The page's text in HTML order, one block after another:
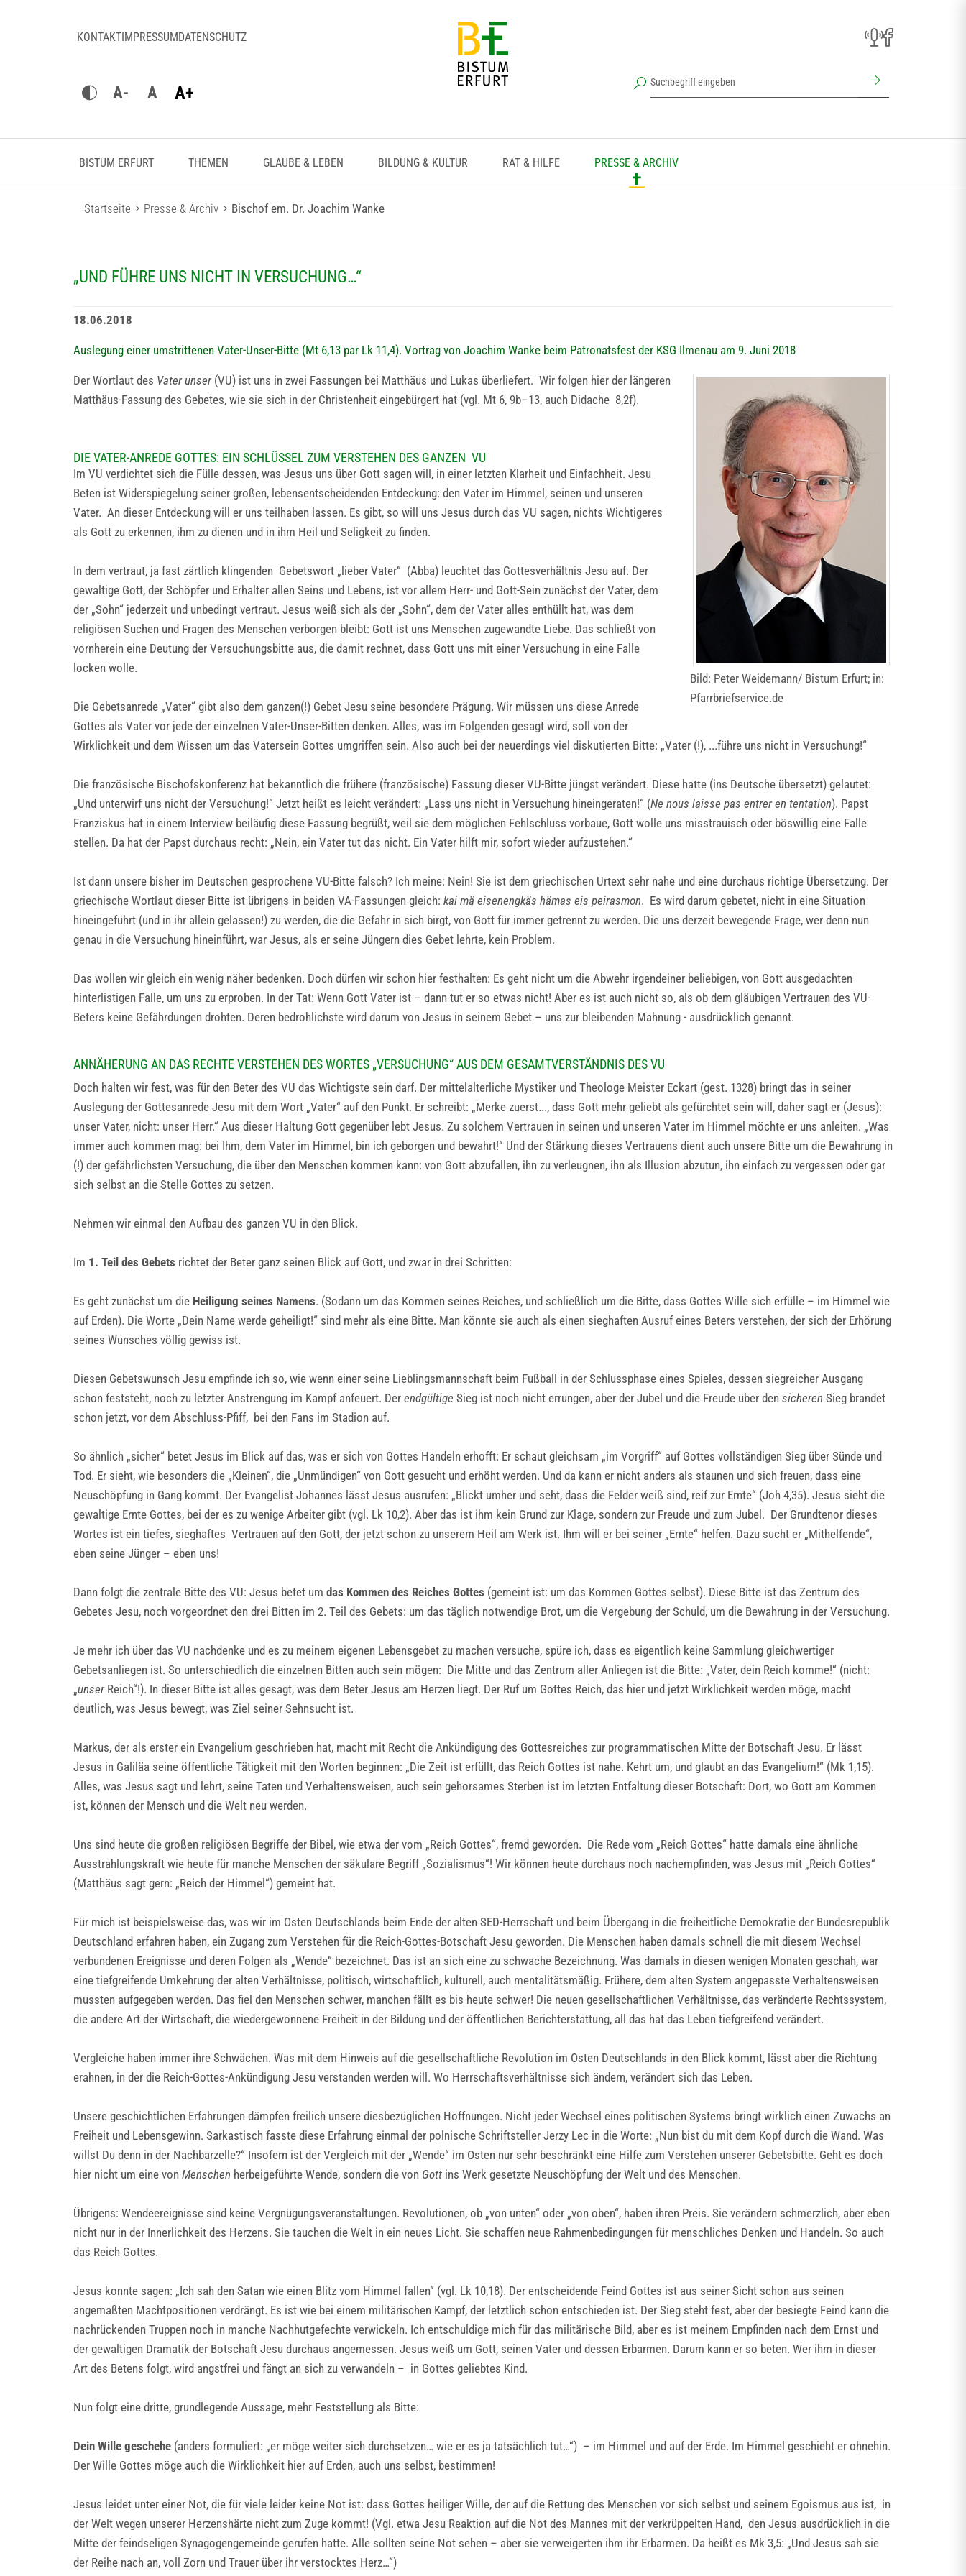
KONTAKTIMPRESSUMDATENSCHUTZ
A- A A+
BISTUM ERFURT THEMEN GLAUBE & LEBEN BILDUNG & KULTUR RAT & HILFE PRESSE & ARCHIV
Startseite Presse & Archiv Bischof em. Dr. Joachim Wanke
„UND FÜHRE UNS NICHT IN VERSUCHUNG…“
18.06.2018
Auslegung einer umstrittenen Vater-Unser-Bitte (Mt 6,13 par Lk 11,4). Vortrag von Joachim Wanke beim Patronatsfest der KSG Ilmenau am 9. Juni 2018
Bild: Peter Weidemann/ Bistum Erfurt; in:
Pfarrbriefservice.de
Der Wortlaut des Vater unser(VU) ist uns in zwei Fassungen bei Matthäus und Lukas überliefert. Wir folgen hier der längeren
Matthäus-Fassung des Gebetes, wie sie sich in der Christenheit eingebürgert hat (vgl. Mt 6, 9b–13, auch Didache 8,2f).
DIE VATER-ANREDE GOTTES: EIN SCHLÜSSEL ZUM VERSTEHEN DES GANZEN VU
Im VU verdichtet sich die Fülle dessen, was Jesus uns über Gott sagen will, in einer letzten Klarheit und Einfachheit. Jesu
Beten ist Widerspiegelung seiner großen, lebensentscheidenden Entdeckung: den Vater im Himmel, seinen und unseren
Vater. An dieser Entdeckung will er uns teilhaben lassen. Es gibt, so will uns Jesus durch das VU sagen, nichts Wichtigeres
als Gott zu erkennen, ihm zu dienen und in ihm Heil und Seligkeit zu finden.
In dem vertraut, ja fast zärtlich klingenden Gebetswort „lieber Vater“ (Abba) leuchtet das Gottesverhältnis Jesu auf. Der
gewaltige Gott, der Schöpfer und Erhalter allen Seins und Lebens, ist vor allem Herr- und Gott-Sein zunächst der Vater, dem
der „Sohn“ jederzeit und unbedingt vertraut. Jesus weiß sich als der „Sohn“, dem der Vater alles enthüllt hat, was dem
religiösen Suchen und Fragen des Menschen verborgen bleibt: Gott ist uns Menschen zugewandte Liebe. Das schließt von
vornherein eine Deutung der Versuchungsbitte aus, die damit rechnet, dass Gott uns mit einer Versuchung in eine Falle
locken wolle.
Die Gebetsanrede „Vater“ gibt also dem ganzen(!) Gebet Jesu seine besondere Prägung. Wir müssen uns diese Anrede
Gottes als Vater vor jede der einzelnen Vater-Unser-Bitten denken. Alles, was im Folgenden gesagt wird, soll von der
Wirklichkeit und dem Wissen um das Vatersein Gottes umgriffen sein. Also auch bei der neuerdings viel diskutierten Bitte: „Vater (!), ...führe uns nicht in Versuchung!“
Die französische Bischofskonferenz hat bekanntlich die frühere (französische) Fassung dieser VU-Bitte jüngst verändert. Diese hatte (ins Deutsche übersetzt) gelautet:
„Und unterwirf uns nicht der Versuchung!“ Jetzt heißt es leicht verändert: „Lass uns nicht in Versuchung hineingeraten!“ (Ne nous laisse pas entrer en tentation). Papst
Franziskus hat in einem Interview beiläufig diese Fassung begrüßt, weil sie dem möglichen Fehlschluss vorbaue, Gott wolle uns misstrauisch oder böswillig eine Falle
stellen. Da hat der Papst durchaus recht: „Nein, ein Vater tut das nicht. Ein Vater hilft mir, sofort wieder aufzustehen.“
Ist dann unsere bisher im Deutschen gesprochene VU-Bitte falsch? Ich meine: Nein! Sie ist dem griechischen Urtext sehr nahe und eine durchaus richtige Übersetzung. Der
griechische Wortlaut dieser Bitte ist übrigens in beiden VA-Fassungen gleich: kai mä eisenengkäs hämas eis peirasmon. Es wird darum gebetet, nicht in eine Situation
hineingeführt (und in ihr allein gelassen!) zu werden, die die Gefahr in sich birgt, von Gott für immer getrennt zu werden. Die uns derzeit bewegende Frage, wer denn nun
genau in die Versuchung hineinführt, war Jesus, als er seine Jüngern dies Gebet lehrte, kein Problem.
Das wollen wir gleich ein wenig näher bedenken. Doch dürfen wir schon hier festhalten: Es geht nicht um die Abwehr irgendeiner beliebigen, von Gott ausgedachten
hinterlistigen Falle, um uns zu erproben. In der Tat: Wenn Gott Vater ist – dann tut er so etwas nicht! Aber es ist auch nicht so, als ob dem gläubigen Vertrauen des VU-
Beters keine Gefährdungen drohten. Deren bedrohlichste wird darum von Jesus in seinem Gebet – uns zur bleibenden Mahnung - ausdrücklich genannt.
ANNÄHERUNG AN DAS RECHTE VERSTEHEN DES WORTES „VERSUCHUNG“ AUS DEM GESAMTVERSTÄNDNIS DES VU
Doch halten wir fest, was für den Beter des VU das Wichtigste sein darf. Der mittelalterliche Mystiker und Theologe Meister Eckart (gest. 1328) bringt das in seiner
Auslegung der Gottesanrede Jesu mit dem Wort „Vater“ auf den Punkt. Er schreibt: „Merke zuerst..., dass Gott mehr geliebt als gefürchtet sein will, daher sagt er (Jesus):
unser Vater, nicht: unser Herr.“ Aus dieser Haltung Gott gegenüber lebt Jesus. Zu solchem Vertrauen in seinen und unseren Vater im Himmel möchte er uns anleiten. „Was
immer auch kommen mag: bei Ihm, dem Vater im Himmel, bin ich geborgen und bewahrt!“ Und der Stärkung dieses Vertrauens dient auch unsere Bitte um die Bewahrung in
(!) der gefährlichsten Versuchung, die über den Menschen kommen kann: von Gott abzufallen, ihn zu verleugnen, ihn als Illusion abzutun, ihn einfach zu vergessen oder gar
sich selbst an die Stelle Gottes zu setzen.
Nehmen wir einmal den Aufbau des ganzen VU in den Blick.
Im 1. Teil des Gebets richtet der Beter ganz seinen Blick auf Gott, und zwar in drei Schritten:
Es geht zunächst um die Heiligung seines Namens. (Sodann um das Kommen seines Reiches, und schließlich um die Bitte, dass Gottes Wille sich erfülle – im Himmel wie
auf Erden). Die Worte „Dein Name werde geheiligt!“ sind mehr als eine Bitte. Man könnte sie auch als einen sieghaften Ausruf eines Beters verstehen, der sich der Erhörung
seines Wunsches völlig gewiss ist.
Diesen Gebetswunsch Jesu empfinde ich so, wie wenn einer seine Lieblingsmannschaft beim Fußball in der Schlussphase eines Spieles, dessen siegreicher Ausgang
schon feststeht, noch zu letzter Anstrengung im Kampf anfeuert. Der endgültige Sieg ist noch nicht errungen, aber der Jubel und die Freude über den sicheren Sieg brandet
schon jetzt, vor dem Abschluss-Pfiff, bei den Fans im Stadion auf.
So ähnlich „sicher“ betet Jesus im Blick auf das, was er sich von Gottes Handeln erhofft: Er schaut gleichsam „im Vorgriff“ auf Gottes vollständigen Sieg über Sünde und
Tod. Er sieht, wie besonders die „Kleinen“, die „Unmündigen“ von Gott gesucht und erhöht werden. Und da kann er nicht anders als staunen und sich freuen, dass eine
Neuschöpfung in Gang kommt. Der Evangelist Johannes lässt Jesus ausrufen: „Blickt umher und seht, dass die Felder weiß sind, reif zur Ernte“ (Joh 4,35). Jesus sieht die
gewaltige Ernte Gottes, bei der es zu wenige Arbeiter gibt (vgl. Lk 10,2). Aber das ist ihm kein Grund zur Klage, sondern zur Freude und zum Jubel. Der Grundtenor dieses
Wortes ist ein tiefes, sieghaftes Vertrauen auf den Gott, der jetzt schon zu unserem Heil am Werk ist. Ihm will er bei seiner „Ernte“ helfen. Dazu sucht er „Mithelfende“,
eben seine Jünger – eben uns!
Dann folgt die zentrale Bitte des VU: Jesus betet um das Kommen des Reiches Gottes (gemeint ist: um das Kommen Gottes selbst). Diese Bitte ist das Zentrum des
Gebetes Jesu, noch vorgeordnet den drei Bitten im 2. Teil des Gebets: um das täglich notwendige Brot, um die Vergebung der Schuld, um die Bewahrung in der Versuchung.
Je mehr ich über das VU nachdenke und es zu meinem eigenen Lebensgebet zu machen versuche, spüre ich, dass es eigentlich keine Sammlung gleichwertiger
Gebetsanliegen ist. So unterschiedlich die einzelnen Bitten auch sein mögen: Die Mitte und das Zentrum aller Anliegen ist die Bitte: „Vater, dein Reich komme!“ (nicht:
„unserReich“!). In dieser Bitte ist alles gesagt, was dem Beter Jesus am Herzen liegt. Der Ruf um Gottes Reich, das hier und jetzt Wirklichkeit werden möge, macht
deutlich, was Jesus bewegt, was Ziel seiner Sehnsucht ist.
Markus, der als erster ein Evangelium geschrieben hat, macht mit Recht die Ankündigung des Gottesreiches zur programmatischen Mitte der Botschaft Jesu. Er lässt
Jesus in Galiläa seine öffentliche Tätigkeit mit den Worten beginnen: „Die Zeit ist erfüllt, das Reich Gottes ist nahe. Kehrt um, und glaubt an das Evangelium!“ (Mk 1,15).
Alles, was Jesus sagt und lehrt, seine Taten und Verhaltensweisen, auch sein gehorsames Sterben ist im letzten Entfaltung dieser Botschaft: Dort, wo Gott am Kommen
ist, können der Mensch und die Welt neu werden.
Uns sind heute die großen religiösen Begriffe der Bibel, wie etwa der vom „Reich Gottes“, fremd geworden. Die Rede vom „Reich Gottes“ hatte damals eine ähnliche
Ausstrahlungskraft wie heute für manche Menschen der säkulare Begriff „Sozialismus“! Wir können heute durchaus noch nachempfinden, was Jesus mit „Reich Gottes“
(Matthäus sagt gern: „Reich der Himmel“) gemeint hat.
Für mich ist beispielsweise das, was wir im Osten Deutschlands beim Ende der alten SED-Herrschaft und beim Übergang in die freiheitliche Demokratie der Bundesrepublik
Deutschland erfahren haben, ein Zugang zum Verstehen für die Reich-Gottes-Botschaft Jesu geworden. Die Menschen haben damals schnell die mit diesem Wechsel
verbundenen Ereignisse und deren Folgen als „Wende“ bezeichnet. Das ist an sich eine zu schwache Bezeichnung. Was damals in diesen wenigen Monaten geschah, war
eine tiefgreifende Umkehrung der alten Verhältnisse, politisch, wirtschaftlich, kulturell, auch mentalitätsmäßig. Frühere, dem alten System angepasste Verhaltensweisen
mussten aufgegeben werden. Das fiel den Menschen schwer, manchen fällt es bis heute schwer! Die neuen gesellschaftlichen Verhältnisse, das veränderte Rechtssystem,
die andere Art der Wirtschaft, die wiedergewonnene Freiheit in der Bildung und der öffentlichen Berichterstattung, all das hat das Leben tiefgreifend verändert.
Vergleiche haben immer ihre Schwächen. Was mit dem Hinweis auf die gesellschaftliche Revolution im Osten Deutschlands in den Blick kommt, lässt aber die Richtung
erahnen, in der die Reich-Gottes-Ankündigung Jesu verstanden werden will. Wo Herrschaftsverhältnisse sich ändern, verändert sich das Leben.
Unsere geschichtlichen Erfahrungen dämpfen freilich unsere diesbezüglichen Hoffnungen. Nicht jeder Wechsel eines politischen Systems bringt wirklich einen Zuwachs an
Freiheit und Lebensgewinn. Sarkastisch fasste diese Erfahrung einmal der polnische Schriftsteller Jerzy Lec in die Worte: „Nun bist du mit dem Kopf durch die Wand. Was
willst Du denn in der Nachbarzelle?“ Insofern ist der Vergleich mit der „Wende“ im Osten nur sehr beschränkt eine Hilfe zum Verstehen unserer Gebetsbitte. Geht es doch
hier nicht um eine von Menschen herbeigeführte Wende, sondern die von Gott ins Werk gesetzte Neuschöpfung der Welt und des Menschen.
Übrigens: Wendeereignisse sind keine Vergnügungsveranstaltungen. Revolutionen, ob „von unten“ oder „von oben“, haben ihren Preis. Sie verändern schmerzlich, aber eben
nicht nur in der Innerlichkeit des Herzens. Sie tauchen die Welt in ein neues Licht. Sie schaffen neue Rahmenbedingungen für menschliches Denken und Handeln. So auch
das Reich Gottes.
Jesus konnte sagen: „Ich sah den Satan wie einen Blitz vom Himmel fallen“ (vgl. Lk 10,18). Der entscheidende Feind Gottes ist aus seiner Sicht schon aus seinen
angemaßten Machtpositionen verdrängt. Es ist wie bei einem militärischen Kampf, der letztlich schon entschieden ist. Der Sieg steht fest, aber der besiegte Feind kann die
nachrückenden Truppen noch in manche Nachhutgefechte verwickeln. Ich entschuldige mich für das militärische Bild, aber es ist meinem Empfinden nach dem Ernst und
der gewaltigen Dramatik der Botschaft Jesu durchaus angemessen. Jesus weiß um Gott, seinen Vater und dessen Erbarmen. Darum kann er so beten. Wer ihm in dieser
Art des Betens folgt, wird angstfrei und fängt an sich zu verwandeln – in Gottes geliebtes Kind.
Nun folgt eine dritte, grundlegende Aussage, mehr Feststellung als Bitte:
Dein Wille geschehe (anders formuliert: „er möge weiter sich durchsetzen… wie er es ja tatsächlich tut…“) – im Himmel und auf der Erde. Im Himmel geschieht er ohnehin.
Der Wille Gottes möge auch die Wirklichkeit hier auf Erden, auch uns selbst, bestimmen!
Jesus leidet unter einer Not, die für viele leider keine Not ist: dass Gottes heiliger Wille, der auf die Rettung des Menschen vor sich selbst und seinem Egoismus aus ist, in
der Welt wegen unserer Herzenshärte nicht zum Zuge kommt! (Vgl. etwa Jesu Reaktion auf die Not des Mannes mit der verkrüppelten Hand, den Jesus ausdrücklich in die
Mitte der feindseligen Synagogengemeinde gerufen hatte. Alle sollten seine Not sehen – aber sie verweigerten ihm ihr Erbarmen. Da heißt es Mk 3,5: „Und Jesus sah sie
der Reihe nach an, voll Zorn und Trauer über ihr verstocktes Herz…“)